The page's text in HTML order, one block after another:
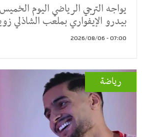
يواجه الترجي الرياضي اليوم
بيدرو الإيفواري بملعب الشاذلي
07:00 - 2026/08/06
رياضة